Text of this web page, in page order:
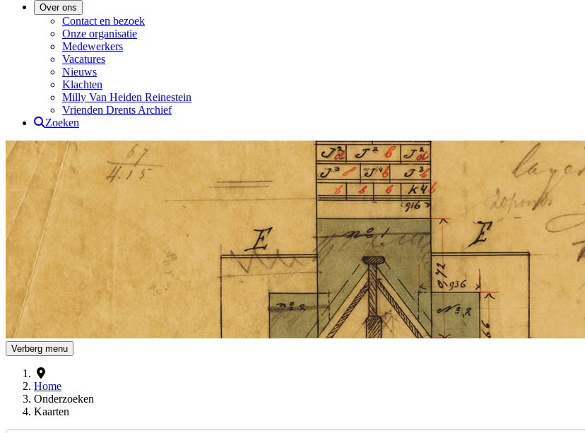
Over ons
Contact en bezoek
Onze organisatie
Medewerkers
Vacatures
Nieuws
Klachten
Milly Van Heiden Reinestein
Vrienden Drents Archief
Zoeken
Drents Archief
Verberg menu
Home
Onderzoeken
Kaarten